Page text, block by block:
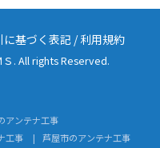
に基づく表記 /利用規約
. All rights Reserved.
アンテナ工事
工事
芦屋市のアンテナ工事